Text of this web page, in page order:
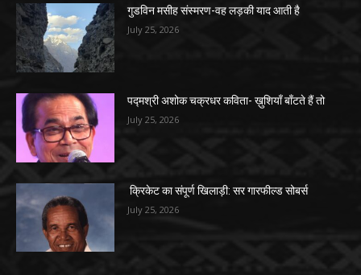
गुडविन मसीह संस्मरण-वह लड़की याद आती है
July 25, 2026
पद्मश्री अशोक चक्रधर कविता- ख़ुशियाँ बाँटते हैं तो
July 25, 2026
क्रिकेट का संपूर्ण खिलाड़ी: सर गारफील्ड सोबर्स
July 25, 2026